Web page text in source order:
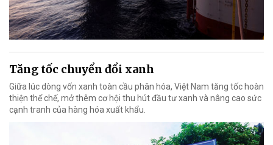
Tăng tốc chuyển đổi xanh
Giữa lúc dòng vốn xanh toàn cầu phân hóa, Việt Nam tăng tốc hoàn
thiện thể chế, mở thêm cơ hội thu hút đầu tư xanh và nâng cao sức
cạnh tranh của hàng hóa xuất khẩu.